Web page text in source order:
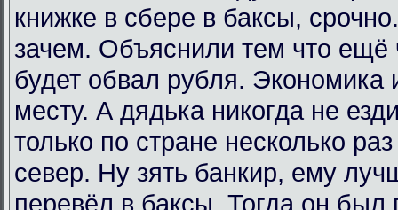
книжке в сбере в баксы,
зачем. Объяснили тем что ещё
будет обвал рубля. Экономика
месту. А дядька никогда не
только по стране несколько
север. Ну зять банкир, ему
перевёл в баксы. Тогда он был